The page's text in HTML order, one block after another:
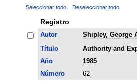
Seleccionar todo Deseleccionar todo
Registro
Autor
Shipley, George
Título
Authority and
Año
1985
Número
62